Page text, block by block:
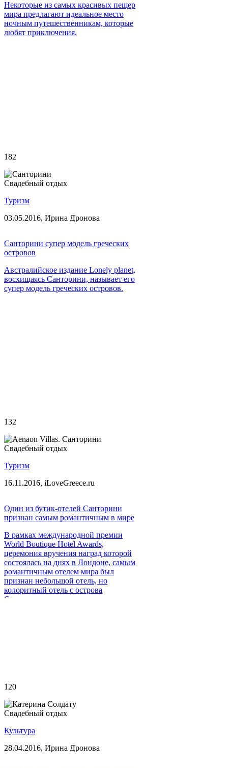
Некоторые из самых красивых пещер
мира предлагают идеальное место
ночным путешественникам, которые
любят приключения.
182
Свадебный отдых
Туризм
03.05.2016, Ирина Дронова
Санторини супер модель греческих
островов
Австралийское издание Lonely planet,
восхищаясь Санторини, называет его
супер модель греческих островов.
132
Свадебный отдых
Туризм
16.11.2016, iLoveGreece.ru
Один из бутик-отелей Санторини
признан самым романтичным в мире
В рамках международной премии
World Boutique Hotel Awards,
церемония вручения наград которой
состоялась на днях в Лондоне, самым
романтичным отелем мира был
признан небольшой отель, но
колоритный отель с острова
Санторини.
120
Свадебный отдых
Культура
28.04.2016, Ирина Дронова